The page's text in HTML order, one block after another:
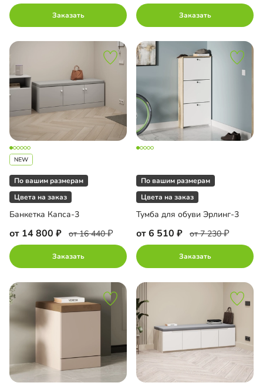
Заказать Заказать
По вашим размерам
Цвета на заказ
Банкетка Капса-3
от 14 800 от 16 440
Заказать
По вашим размерам
Цвета на заказ
Тумба для обуви Эрлинг-3
от 6 510 от 7 230
Заказать